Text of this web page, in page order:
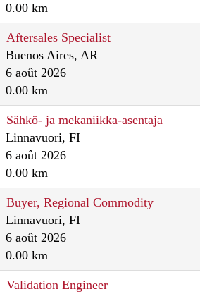
0.00 km
Aftersales Specialist
Buenos Aires, AR
6 août 2026
0.00 km
Sähkö- ja mekaniikka-asentaja
Linnavuori, FI
6 août 2026
0.00 km
Buyer, Regional Commodity
Linnavuori, FI
6 août 2026
0.00 km
Validation Engineer